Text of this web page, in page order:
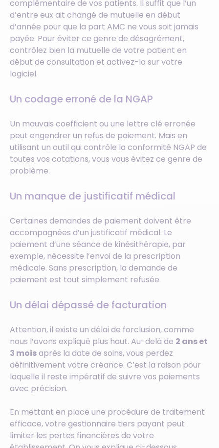
complémentaire de vos patients. Il suffit que l’un
d’entre eux ait changé de mutuelle en début
d’année pour que la part AMC ne vous soit jamais
payée. Pour éviter ce genre de désagrément,
contrôlez bien la mutuelle de votre patient en
début de consultation et activez-la sur votre
logiciel.
Un codage erroné de la NGAP
Un mauvais coefficient ou une lettre clé erronée
peut engendrer un refus de paiement. Mais en
utilisant un outil qui contrôle la conformité NGAP de
toutes vos cotations, vous vous évitez ce genre de
problème.
Un manque de justificatif médical
Certaines demandes de paiement doivent être
accompagnées d’un justificatif médical. Le
paiement d’une séance de kinésithérapie, par
exemple, nécessite l’envoi de la prescription
médicale. Sans prescription, la demande de
paiement est tout simplement refusée.
Un délai dépassé de facturation
Attention, il existe un délai de forclusion, comme
nous l’avons expliqué plus haut. Au-delà de 2 ans et
3 moisaprès la date de soins, vous perdez
définitivement votre créance. C’est la raison pour
laquelle il reste impératif de suivre vos paiements
avec précision.
En mettant en place une procédure de traitement
efficace, votre gestionnaire tiers payant peut
limiter les pertes financières de votre